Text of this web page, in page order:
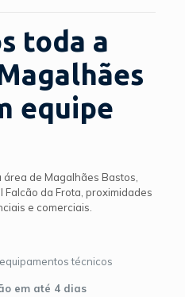
toda a
equipe
área de Magalhães Bastos,
da Frota, proximidades
e comerciais.
equipamentos técnicos
em até 4 dias